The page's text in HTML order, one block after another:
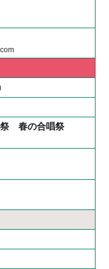
春の合唱祭